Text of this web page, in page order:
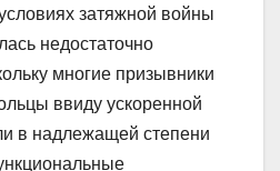
затяжной войны
недостаточно
многие призывники
ввиду ускоренной
в надлежащей степени